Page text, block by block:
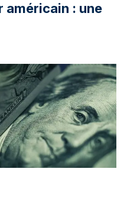
américain : une